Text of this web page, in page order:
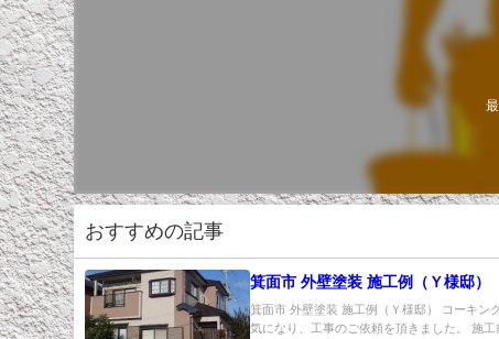
おすすめの記事
箕面市 外壁塗装 施工例（Ｙ様邸）
箕面市 外壁塗装 施工例（Ｙ様邸） コーキン
気になり、工事のご依頼を頂きました。 施工